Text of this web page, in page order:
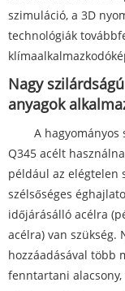
szimuláció, a 3D
technológiák
Nagy
anyagok
A hagyományos
Q345 acélt
például az elégtelen
szélsőséges
időjárásálló acélra
acélra) van
hozzáadásával több
fenntartani